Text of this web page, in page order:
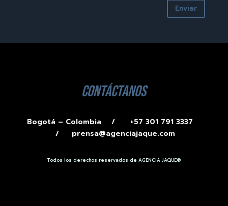
Enviar
contáctanos
Bogotá – Colombia /
+57 301 791 3337
/ prensa@agenciajaque.com
Todos los derechos reservados de AGENCIA JAQUE®